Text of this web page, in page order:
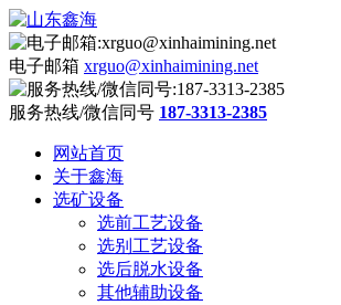
电子邮箱 xrguo@xinhaimining.net
服务热线/微信同号 187-3313-2385
网站首页
关于鑫海
选矿设备
选前工艺设备
选别工艺设备
选后脱水设备
其他辅助设备